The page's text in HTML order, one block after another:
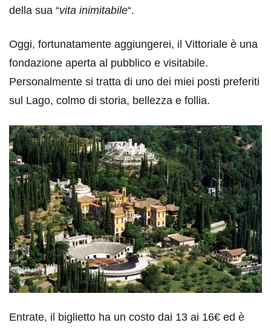
della sua “vita inimitabile“.
Oggi, fortunatamente aggiungerei, il Vittoriale è una
fondazione aperta al pubblico e visitabile.
Personalmente si tratta di uno dei miei posti preferiti
sul Lago, colmo di storia, bellezza e follia.
Entrate, il biglietto ha un costo dai 13 ai 16€ ed è